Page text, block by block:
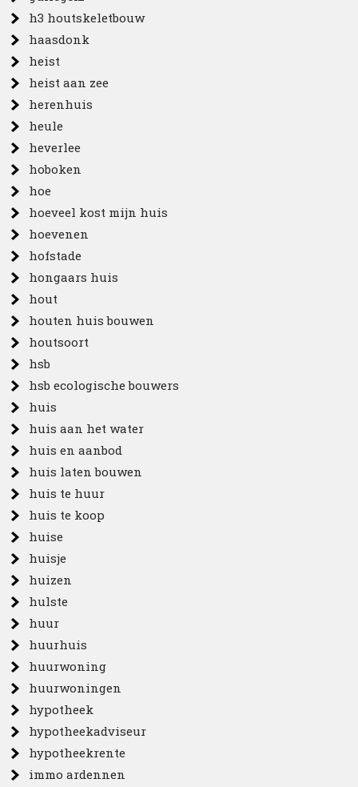
h3 houtskeletbouw
haasdonk
heist
heist aan zee
herenhuis
heule
heverlee
hoboken
hoe
hoeveel kost mijn huis
hoevenen
hofstade
hongaars huis
hout
houten huis bouwen
houtsoort
hsb
hsb ecologische bouwers
huis
huis aan het water
huis en aanbod
huis laten bouwen
huis te huur
huis te koop
huise
huisje
huizen
hulste
huur
huurhuis
huurwoning
huurwoningen
hypotheek
hypotheekadviseur
hypotheekrente
immo ardennen